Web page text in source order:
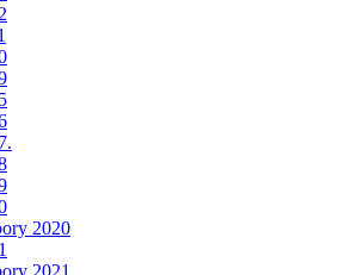
2020
2021